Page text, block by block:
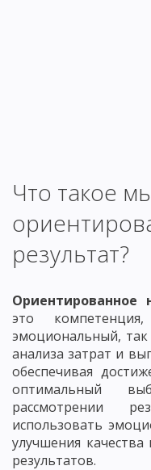
Что такое
результат?
это
эмоциональный,
анализа затрат и
обеспечивая
оптимальный
рассмотрении
использовать
улучшения
результатов.